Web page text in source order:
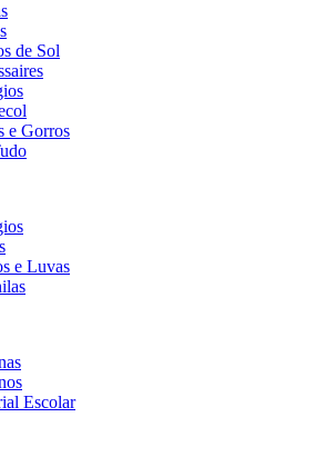
de Sol
e Gorros
e Luvas
Escolar